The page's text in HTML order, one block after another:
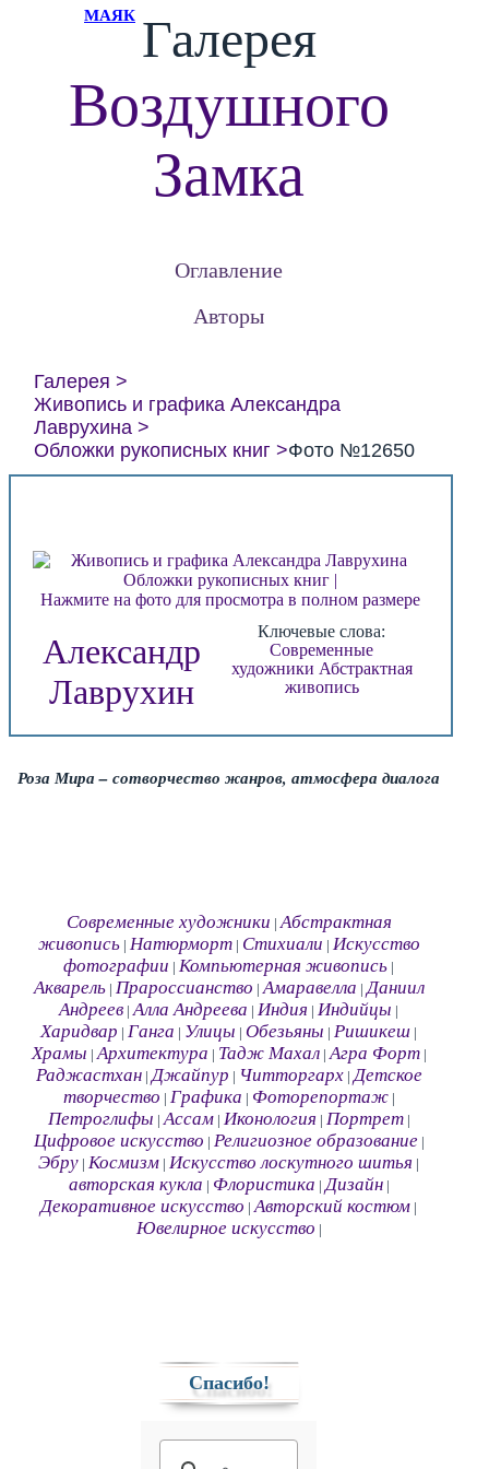
МАЯК Галерея
Воздушного
Замка
Оглавление
Авторы
Галерея
Живопись и графика Александра
Лаврухина
Обложки рукописных книг
Фото №12650
Нажмите на фото для просмотра в полном размере
Александр
Лаврухин
Ключевые слова:
Современные
художники Абстрактная
живопись
Роза Мира – сотворчество жанров, атмосфера диалога
Современные художники |Абстрактная
живопись| Натюрморт| Стихиали Искусство
фотографии |Компьютерная живопись
Акварель| Прароссианство |Амаравелла |Даниил
Андреев |Алла Андреева |Индия |Индийцы
Харидвар |Ганга Улицы |Обезьяны |Ришикеш
Храмы |Архитектура Тадж Махал|Агра Форт|
Раджастхан|Джайпур Читторгарх|Детское
творчество Графика Фоторепортаж|
Петроглифы |Ассам| Иконология Портрет|
Цифровое искусство Религиозное образование|
Эбру |Космизм |Искусство лоскутного шитья
авторская кукла Флористика |Дизайн|
Декоративное искусство |Авторский костюм
Ювелирное искусство
Спасибо!